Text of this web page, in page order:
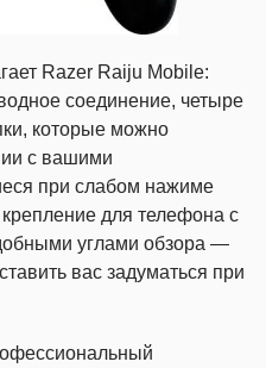
Razer Raiju Mobile:
соединение, четыре
которые можно
с вашими
при слабом нажиме
для телефона с
углами обзора —
вас задуматься при